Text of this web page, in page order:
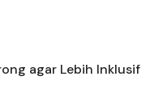
agar Lebih Inklusif